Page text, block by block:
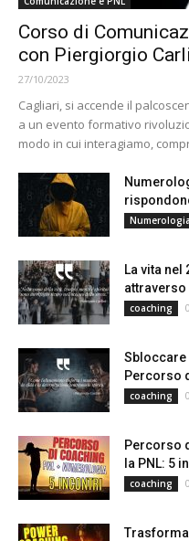
Corso di
con Piergiorgio
27/10/2023
Cagliari, si accende il
a un evento formativo
modo in cui interagiamo,
Numerologia
La vita nel
attraverso
coaching
Sbloccare
Percorso
coaching
Percorso
la PNL: 5
coaching
Trasforma